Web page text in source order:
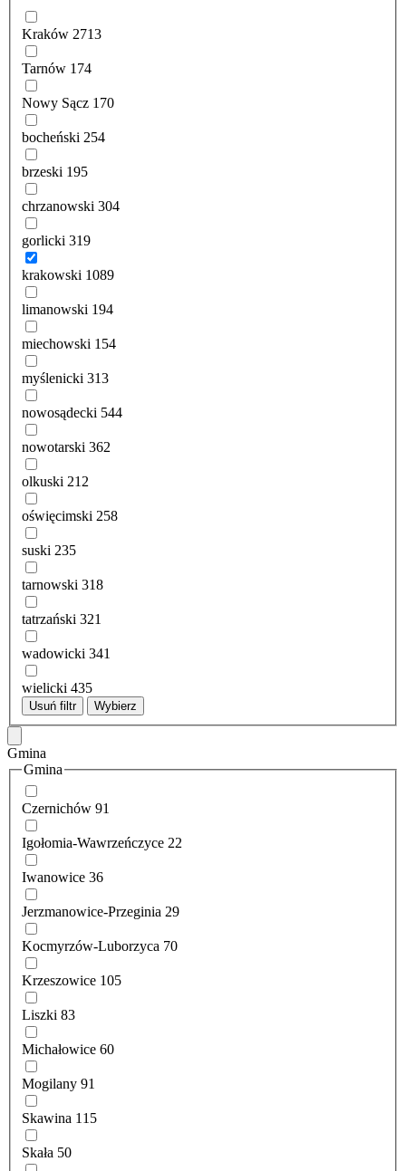
Kraków 2713
Tarnów 174
Nowy Sącz 170
bocheński 254
brzeski 195
chrzanowski 304
gorlicki 319
krakowski 1089
limanowski 194
miechowski 154
myślenicki 313
nowosądecki 544
nowotarski 362
olkuski 212
oświęcimski 258
suski 235
tarnowski 318
tatrzański 321
wadowicki 341
wielicki 435
Usuń filtr Wybierz
Gmina
Gmina
Czernichów 91
Igołomia-Wawrzeńczyce 22
Iwanowice 36
Jerzmanowice-Przeginia 29
Kocmyrzów-Luborzyca 70
Krzeszowice 105
Liszki 83
Michałowice 60
Mogilany 91
Skawina 115
Skała 50